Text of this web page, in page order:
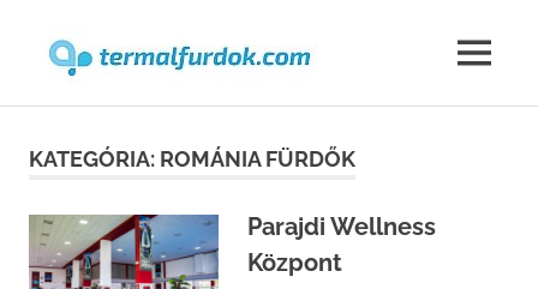
MENU
KATEGÓRIA: ROMÁNIA FÜRDŐK
Parajdi Wellness
Központ